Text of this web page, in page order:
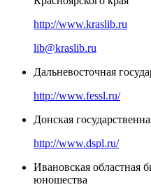
http://www.kraslib.ru
lib@kraslib.ru
Дальневосточная
http://www.fessl.ru/
Донская
http://www.dspl.ru/
Ивановская областная
юношества